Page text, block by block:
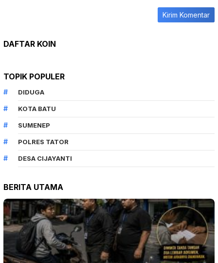
DAFTAR KOIN
TOPIK POPULER
DIDUGA
KOTA BATU
SUMENEP
POLRES TATOR
DESA CIJAYANTI
BERITA UTAMA